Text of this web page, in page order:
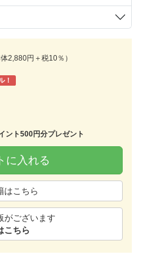
体2,880円＋税10％）
！
ント500円分プレゼント
に入れる
はこちら
がございます
こちら